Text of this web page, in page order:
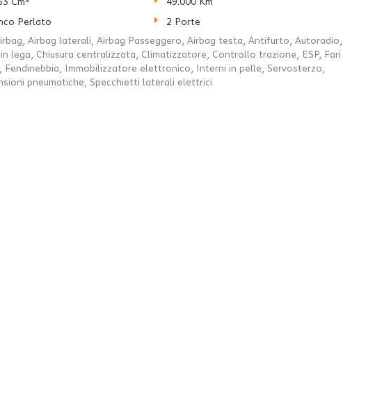
Cm³ 49.000 Km
Perlato
2 Porte
Airbag laterali, Airbag Passeggero, Airbag testa, Antifurto, Autoradio,
in lega, Chiusura centralizzata, Climatizzatore, Controllo trazione, ESP, Fari
Fendinebbia, Immobilizzatore elettronico, Interni in pelle, Servosterzo,
pneumatiche, Specchietti laterali elettrici